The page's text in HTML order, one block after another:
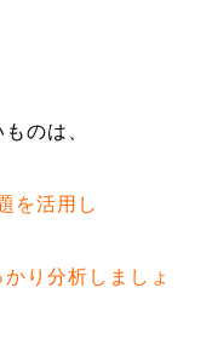
のは、
を活用し
り分析しましょ